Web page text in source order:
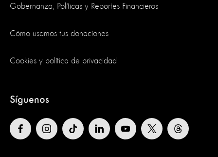
Gobernanza, Políticas y Reportes Financieros
Cómo usamos tus donaciones
Cookies y política de privacidad
Síguenos